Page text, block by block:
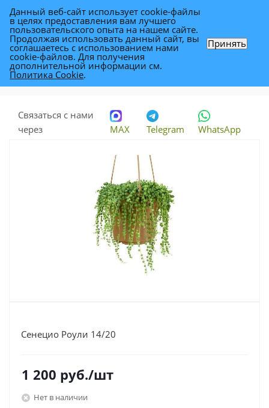
Сенецио Роули 14/20
Каталог - Растения -
Связаться с нами
через
MAX Telegram WhatsApp
Сенецио Роули 14/20
1 200 руб./шт
Нет в наличии
Данный веб-сайт использует cookie-файлы
в целях предоставления вам лучшего
пользовательского опыта на нашем сайте.
Продолжая использовать данный сайт, вы
соглашаетесь с использованием нами
cookie-файлов. Для получения
дополнительной информации см.
Политика Cookie.
Принять